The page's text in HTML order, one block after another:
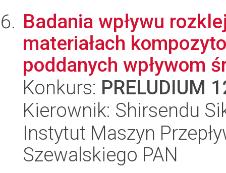
Badania wpływu
materiałach
poddanych wpływom
Konkurs: PRELUDIUM
Kierownik: Shirsendu
Instytut Maszyn
Szewalskiego PAN